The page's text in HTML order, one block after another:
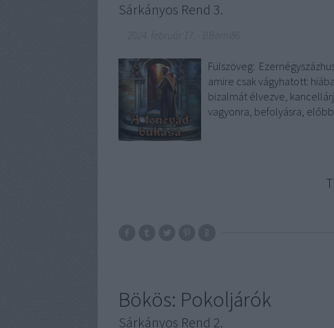
Sárkányos Rend 3.
Fülszöveg:
amire csak vágyhatott:
bizalmát élvezve,
vagyonra, befolyásra,
Bökös: Pokoljárók
Sárkányos Rend 2.